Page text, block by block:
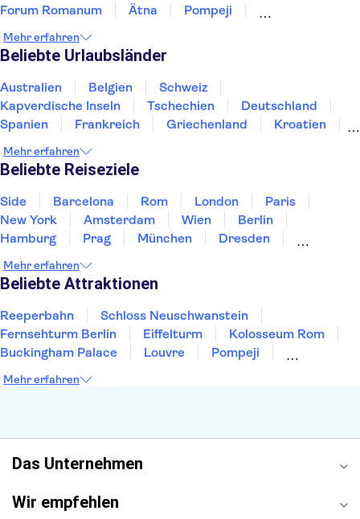
Forum Romanum
Ätna
Pompeji
Amalfiküste
Murano und Burano
Katakomben in Rom
Engelsburg
Mehr erfahren
Beliebte Urlaubsländer
Australien Belgien
Schweiz
Kapverdische Inseln
Tschechien
Deutschland
Spanien
Frankreich Griechenland
Kroatien
Norwegen
Polen
Mehr erfahren
Beliebte Reiseziele
Side Barcelona Rom London
Paris
New York
Amsterdam Wien
Berlin
Hamburg
Prag München
Dresden
Heidelberg
Bremen
Mehr erfahren
Beliebte Attraktionen
Reeperbahn
Schloss Neuschwanstein
Fernsehturm Berlin
Eiffelturm
Kolosseum Rom
Buckingham Palace
Louvre
Pompeji
Moulin Rouge
Mehr erfahren
Das Unternehmen
Wir empfehlen